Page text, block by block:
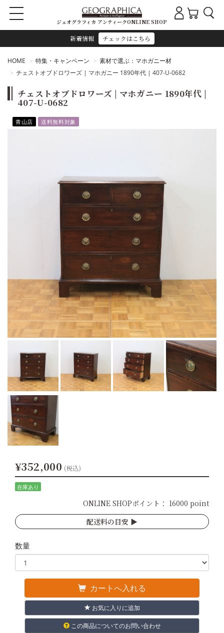
新着情報 チェックはこちら
ジェオグラフィカ アンティークONLINE SHOP
HOME 特集・キャンペーン
素材で選ぶ：マホガニー材
チェストオブドロワーズ | マホガニー 1890年代 | 407-U-0682
チェストオブドロワーズ | マホガニー 1890年代 |
407-U-0682
青山店 送料無料対象
¥352,000 (税込)
在庫あり
ONLINE SHOPポイント： 16000 point
配送料の目安 ▶︎
数量
カートへ入れる
お気に入りに追加
この商品についてのお問い合わせ